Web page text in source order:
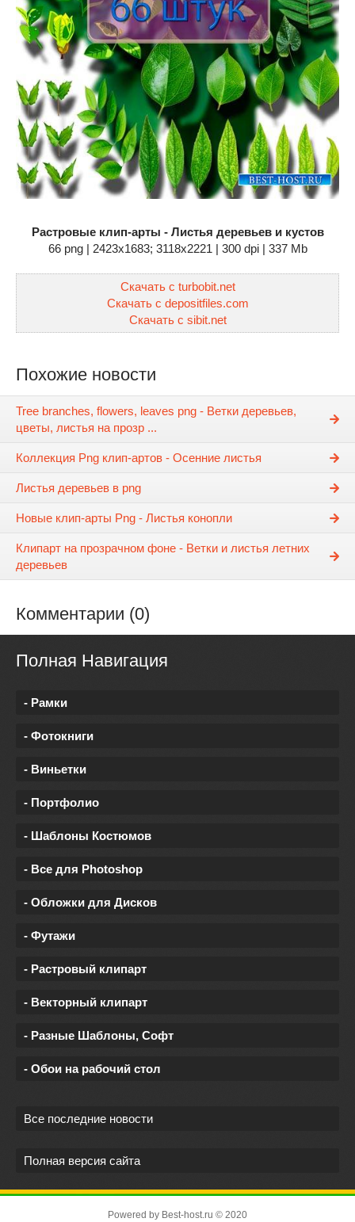
Растровые клип-арты - Листья деревьев и кустов
66 png | 2423x1683; 3118х2221 | 300 dpi | 337 Mb
Скачать с turbobit.net
Скачать с depositfiles.com
Скачать с sibit.net
Похожие новости
Tree branches, flowers, leaves png - Ветки деревьев,
цветы, листья на прозр ...
Коллекция Png клип-артов - Осенние листья
Листья деревьев в png
Новые клип-арты Png - Листья конопли
Клипарт на прозрачном фоне - Ветки и листья летних
деревьев
Комментарии (0)
Полная Навигация
- Рамки
- Фотокниги
- Виньетки
- Портфолио
- Шаблоны Костюмов
- Все для Photoshop
- Обложки для Дисков
- Футажи
- Растровый клипарт
- Векторный клипарт
- Разные Шаблоны, Софт
- Обои на рабочий стол
Все последние новости
Полная версия сайта
Powered by Best-host.ru © 2020